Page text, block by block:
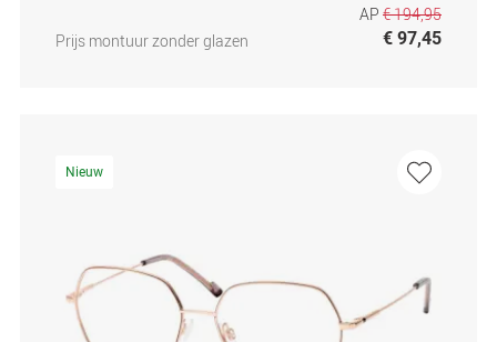
Prijs montuur zonder glazen
AP € 194,95
€ 97,45
Nieuw